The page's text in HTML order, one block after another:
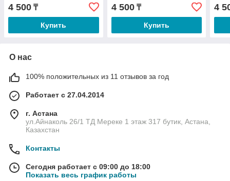
4 500 ₸
Купить
4 500₸
Купить
4
О нас
100% положительных из 11 отзывов за год
Работает с 27.04.2014
г. Астана
ул.Айнаколь 26/1 ТД Мереке 1 этаж 317 бутик, Астана,
Казахстан
Контакты
Сегодня работает с 09:00 до 18:00
Показать весь график работы